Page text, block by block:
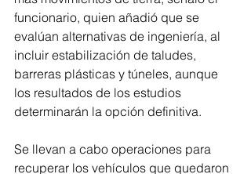
funcionario, quien añadió que se
evalúan alternativas de ingeniería, al
incluir estabilización de taludes,
barreras plásticas y túneles, aunque
los resultados de los estudios
determinarán la opción definitiva.
Se llevan a cabo operaciones para
recuperar los vehículos que quedaron